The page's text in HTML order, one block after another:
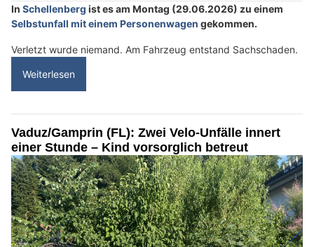
In Schellenberg ist es am Montag (29.06.2026) zu einem
Selbstunfall mit einem Personenwagen gekommen.
Verletzt wurde niemand. Am Fahrzeug entstand Sachschaden.
Weiterlesen
Vaduz/Gamprin (FL): Zwei Velo-Unfälle innert
einer Stunde – Kind vorsorglich betreut